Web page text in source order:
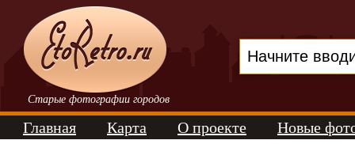
Старые фотографии городов
Главная Карта О проекте Новые